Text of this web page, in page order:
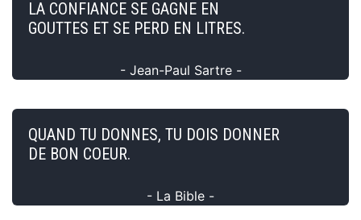
LA CONFIANCE SE GAGNE EN
GOUTTES ET SE PERD EN LITRES.
- Jean-Paul Sartre -
QUAND TU DONNES, TU DOIS DONNER
DE BON COEUR.
- La Bible -